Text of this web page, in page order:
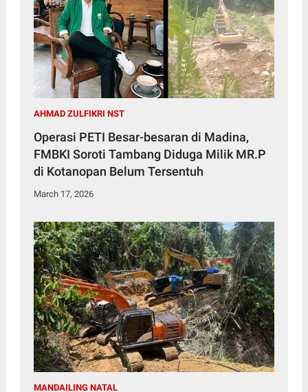
AHMAD ZULFIKRI NST
Operasi PETI Besar-besaran di Madina,
FMBKI Soroti Tambang Diduga Milik MR.P
di Kotanopan Belum Tersentuh
March 17, 2026
MANDAILING NATAL